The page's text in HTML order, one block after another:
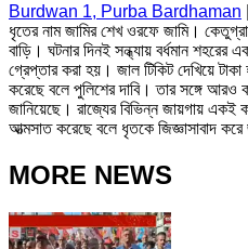
Burdwan 1, Purba Bardhaman
ধৃতের নাম জামির শেখ ওরফে জামি।
বাড়ি। ঘটনার দিনই সন্ধ্যায় বর্ধমান শহরের
গ্রেপ্তার করা হয়। জাল টিকিট দেখিয়ে
করেছে বলে পুলিশের দাবি। তার সঙ্গে
জানিয়েছে। রাজ্যের বিভিন্ন জায়গায় একই
আত্মসাত করেছে বলে ধৃতকে জিজ্ঞাসাবাদ
MORE NEWS